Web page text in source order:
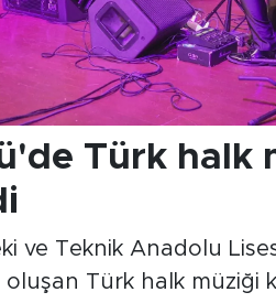
Türk halk
ve Teknik Anadolu
Türk halk müziği